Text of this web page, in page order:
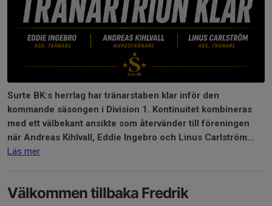
Surte BK:s herrlag har tränarstaben klar inför den
kommande säsongen i Division 1. Kontinuitet kombineras
med ett välbekant ansikte som återvänder till föreningen
när Andreas Kihlvall, Eddie Ingebro och Linus Carlström...
Läs mer
Välkommen tillbaka Fredrik